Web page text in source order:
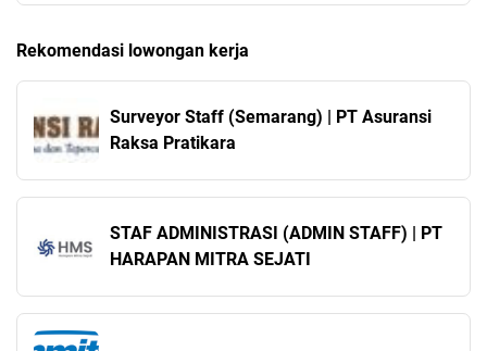
Rekomendasi lowongan kerja
Surveyor Staff (Semarang) | PT Asuransi
Raksa Pratikara
STAF ADMINISTRASI (ADMIN STAFF) | PT
HARAPAN MITRA SEJATI